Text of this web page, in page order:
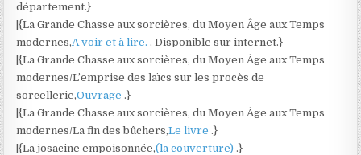
département.}
|{La Grande Chasse aux sorcières, du Moyen Âge aux Temps
modernes,A voir et à lire.. Disponible sur internet.}
|{La Grande Chasse aux sorcières, du Moyen Âge aux Temps
modernes/L’emprise des laïcs sur les procès de
sorcellerie,Ouvrage.}
|{La Grande Chasse aux sorcières, du Moyen Âge aux Temps
modernes/La fin des bûchers,Le livre.}
|{La josacine empoisonnée,(la couverture).}